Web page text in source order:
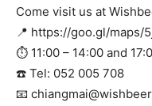
Come visit us at
📍 https://goo.gl/maps/
⏱ 11:00 – 14:00 and
☎️ Tel: 052 005 708
📧